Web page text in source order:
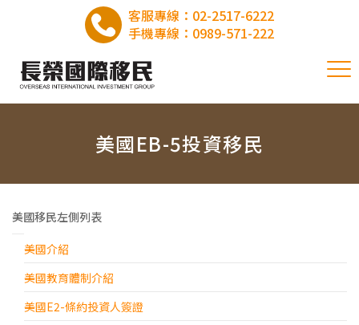
客服專線： 02-2517-6222
手機專線： 0989-571-222
美國EB-5投資移民
美國移民左側列表
美國介紹
美國教育體制介紹
美國E2-條約投資人簽證